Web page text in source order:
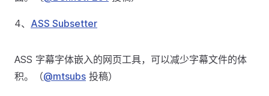
4、 ASS Subsetter
ASS 字幕字体嵌入的网页工具，可以减少字幕文件的体
积。（@mtsubs 投稿）